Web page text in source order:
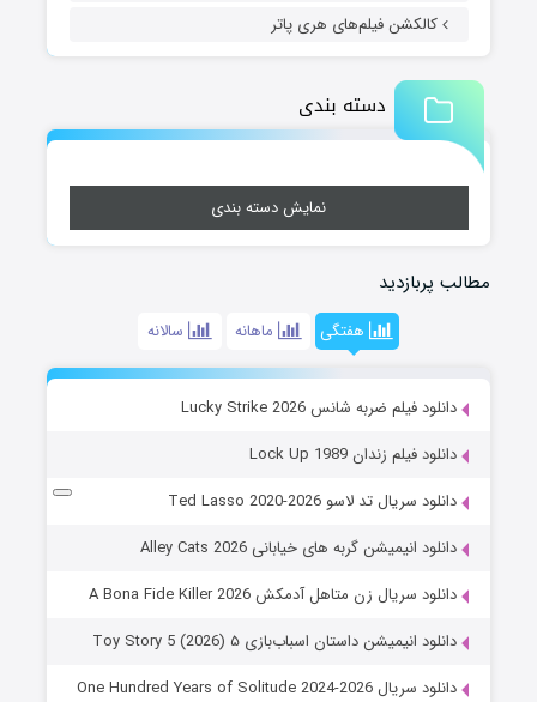
کالکشن فیلم‌های هری پاتر
دسته بندی
نمایش دسته بندی
مطالب پربازدید
هفتگی ماهانه سالانه
دانلود فیلم ضربه شانس Lucky Strike 2026
دانلود فیلم زندان Lock Up 1989
دانلود سریال تد لاسو Ted Lasso 2020-2026
دانلود انیمیشن گربه های خیابانی Alley Cats 2026
دانلود سریال زن متاهل آدمکش A Bona Fide Killer 2026
دانلود انیمیشن داستان اسباب‌بازی ۵ Toy Story 5 (2026)
دانلود سریال One Hundred Years of Solitude 2024-2026